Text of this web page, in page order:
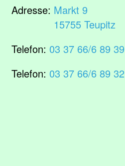
Adresse: Markt 9
15755 Teupitz
Telefon: 03 37 66/6 89 39
Telefon: 03 37 66/6 89 32